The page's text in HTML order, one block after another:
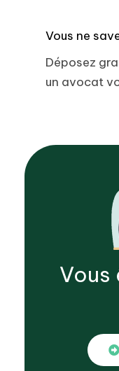
Vous ne
Déposez
un avocat
Vous